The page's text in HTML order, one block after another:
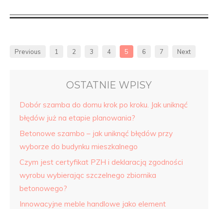
Previous 1 2 3 4 5 6 7 Next
OSTATNIE WPISY
Dobór szamba do domu krok po kroku. Jak uniknąć
błędów już na etapie planowania?
Betonowe szambo – jak uniknąć błędów przy
wyborze do budynku mieszkalnego
Czym jest certyfikat PZH i deklaracją zgodności
wyrobu wybierając szczelnego zbiornika
betonowego?
Innowacyjne meble handlowe jako element